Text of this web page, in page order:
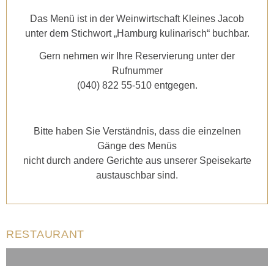
Das Menü ist in der Weinwirtschaft Kleines Jacob
unter dem Stichwort „Hamburg kulinarisch“ buchbar.
Gern nehmen wir Ihre Reservierung unter der
Rufnummer
(040) 822 55-510 entgegen.
Bitte haben Sie Verständnis, dass die einzelnen
Gänge des Menüs
nicht durch andere Gerichte aus unserer Speisekarte
austauschbar sind.
RESTAURANT